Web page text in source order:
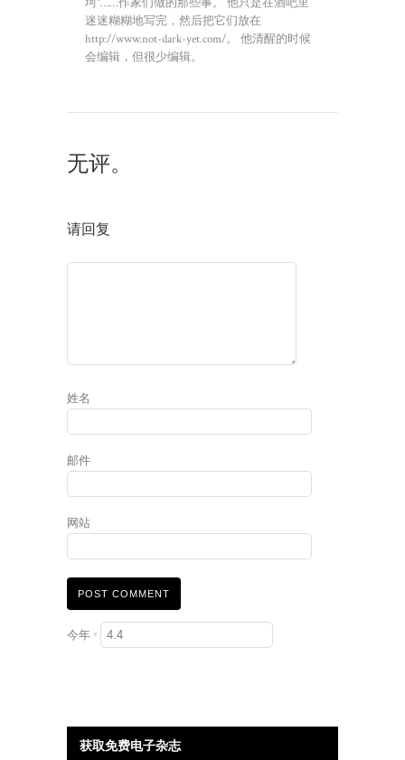
坷”……作家们做的那些事。 他只是在酒吧里
迷迷糊糊地写完，然后把它们放在
http://www.not-dark-yet.com/。 他清醒的时候
会编辑，但很少编辑。
无评。
请回复
姓名
邮件
网站
今年 *
获取免费电子杂志